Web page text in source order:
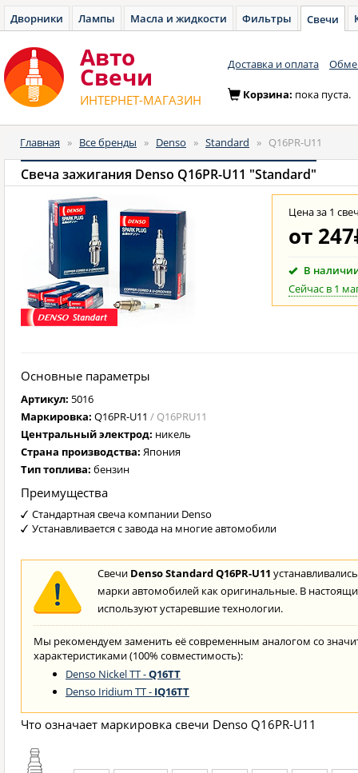
Дворники Лампы Масла и жидкости Фильтры Свечи
Авто
Cвечи
ИНТЕРНЕТ-МАГАЗИН
Доставка и оплата
Корзина: пока пуста.
Главная » Все бренды » Denso » Standard » Q16PR-U11
Свеча зажигания Denso Q16PR-U11 "Standard"
Цена за 1
от 247
В
Сейчас в 1
Основные параметры
Артикул: 5016
Маркировка: Q16PR-U11 / Q16PRU11
Центральный электрод: никель
Страна производства: Япония
Тип топлива: бензин
Преимущества
Стандартная свеча компании Denso
Устанавливается с завода на многие автомобили
Свечи Denso Standard Q16PR-U11
марки автомобилей как оригинальные. В
используют устаревшие технологии.
Мы рекомендуем заменить её современным аналогом со
характеристиками (100% совместимость):
Denso Nickel TT -Q16TT
Denso Iridium TT - IQ16TT
Что означает маркировка свечи Denso Q16PR-U11